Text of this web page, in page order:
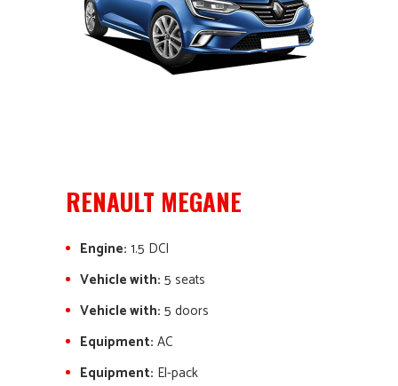
RENAULT MEGANE
Engine: 1.5 DCI
Vehicle with: 5 seats
Vehicle with: 5 doors
Equipment: AC
Equipment: El-pack